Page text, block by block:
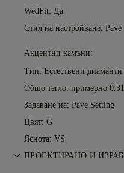
WedFit: Да
Стил на настройване:
Акцентни камъни:
Тип: Естествени диаманти
Общо тегло: примерно
Задаване на: Pave Setting
Цвят: G
Яснота: VS
ПРОЕКТИРАНО И